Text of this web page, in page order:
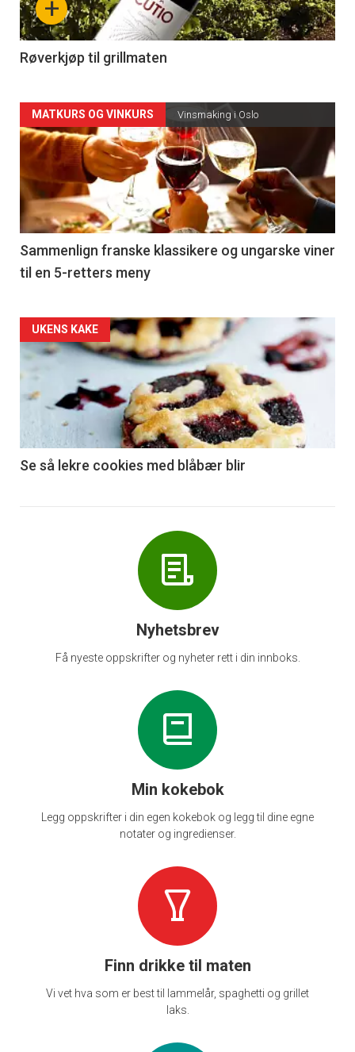
-
4
+
Røverkjøp til grillmaten
Forsiden
akkurat
nå
-
5
MATKURS OG VINKURS Vinsmaking i Oslo
Sammenlign franske klassikere og ungarske viner
til en 5-retters meny
Forsiden
akkurat
nå
6
UKENS KAKE
Se så lekre cookies med blåbær blir
Nyhetsbrev
Få nyeste oppskrifter og nyheter rett i din innboks.
Min kokebok
Legg oppskrifter i din egen kokebok og legg til dine egne
notater og ingredienser.
Finn drikke til maten
Vi vet hva som er best til lammelår, spaghetti og grillet
laks.